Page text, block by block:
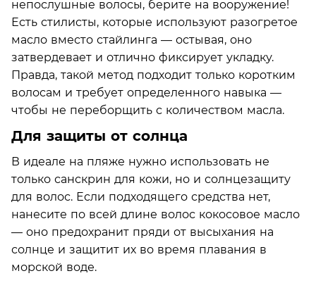
непослушные волосы, берите на вооружение!
Есть стилисты, которые используют разогретое
масло вместо стайлинга — остывая, оно
затвердевает и отлично фиксирует укладку.
Правда, такой метод подходит только коротким
волосам и требует определенного навыка —
чтобы не переборщить с количеством масла.
Для защиты от солнца
В идеале на пляже нужно использовать не
только санскрин для кожи, но и солнцезащиту
для волос. Если подходящего средства нет,
нанесите по всей длине волос кокосовое масло
— оно предохранит пряди от высыхания на
солнце и защитит их во время плавания в
морской воде.